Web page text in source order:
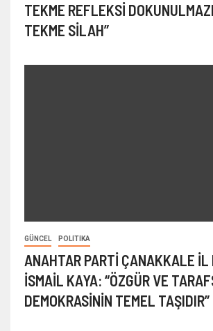
TEKME REFLEKSİ
TEKME SİLAH”
GÜNCEL POLITIKA
ANAHTAR PARTİ ÇANAKKALE İL
İSMAİL KAYA: “ÖZGÜR VE
DEMOKRASİNİN TEMEL TAŞIDIR”